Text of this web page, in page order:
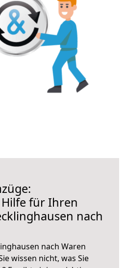
für Ihren
nach
nach Waren
wissen nicht, was Sie